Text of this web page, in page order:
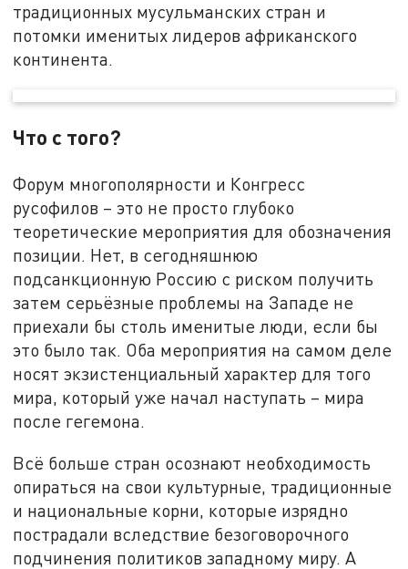
традиционных мусульманских стран и
потомки именитых лидеров африканского
континента.
Что с того?
Форум многополярности и Конгресс
русофилов – это не просто глубоко
теоретические мероприятия для обозначения
позиции. Нет, в сегодняшнюю
подсанкционную Россию с риском получить
затем серьёзные проблемы на Западе не
приехали бы столь именитые люди, если бы
это было так. Оба мероприятия на самом деле
носят экзистенциальный характер для того
мира, который уже начал наступать – мира
после гегемона.
Всё больше стран осознают необходимость
опираться на свои культурные, традиционные
и национальные корни, которые изрядно
пострадали вследствие безоговорочного
подчинения политиков западному миру. А